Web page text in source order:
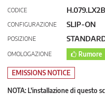
CODICE H.079.LX2B
CONFIGURAZIONE SLIP-ON
POSIZIONE
OMOLOGAZIONE Rumore
EMISSIONS NOTICE
NOTA: L’installazione di questo